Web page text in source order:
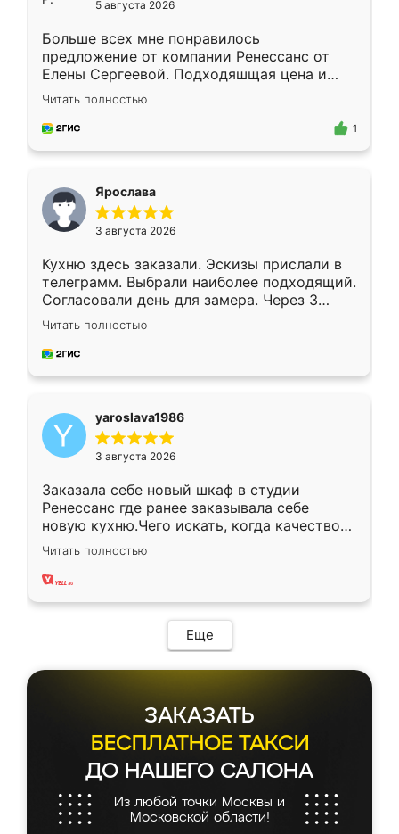
5 августа 2026
Больше всех мне понравилось
предложение от компании Ренессанс от
Елены Сергеевой. Подходяшщая цена и
короткие сроки изготовления. Приехавший
для замера сотрудник Владислав
предложил по моему эскизу самый
Читать полностью
1
Ярослава
3 августа 2026
Кухню здесь заказали. Эскизы прислали в
телеграмм. Выбрали наиболее подходящий.
Согласовали день для замера. Через 3
недели кухня была уже готова. Остались
довольны работой. Спасибо Ренессанс
мебель за качественную работу!
Читать полностью
yaroslava1986
3 августа 2026
Заказала себе новый шкаф в студии
Ренессанс где ранее заказывала себе
новую кухню.Чего искать, когда качеством
вполне довольна. Служит кухня уже почти
два года, нареканий нет.
Читать полностью
Еще
ЗАКАЗАТЬ
БЕСПЛАТНОЕ ТАКСИ
ДО НАШЕГО САЛОНА
Из любой точки Москвы и
Московской области!